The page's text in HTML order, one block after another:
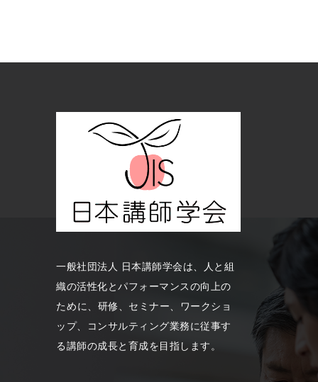
一般社団法人 日本講師学会は、人と組
織の活性化とパフォーマンスの向上の
ため に、研修、セミナー、ワークショ
ップ、コンサルティング業務に従事す
る講師の成長と育成を目指します。